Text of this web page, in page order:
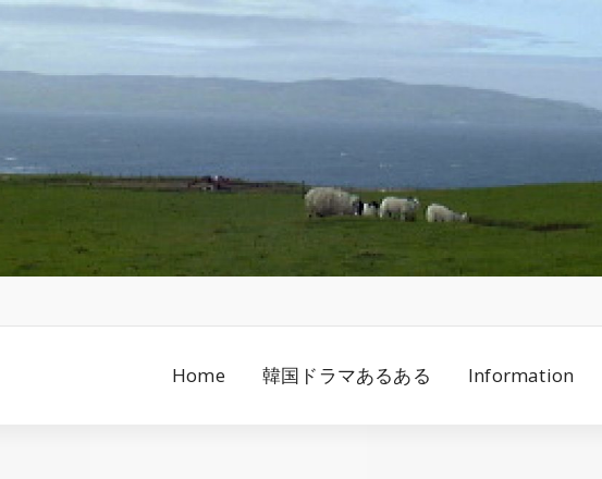
Home 韓国ドラマあるある Information